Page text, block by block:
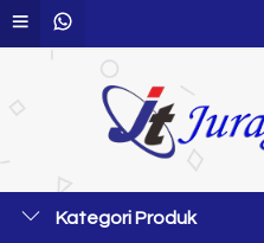
Kategori Produk